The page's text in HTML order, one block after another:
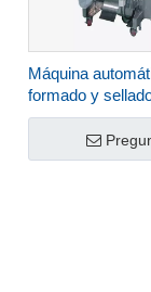
Máquina
formado y
HLNV-420